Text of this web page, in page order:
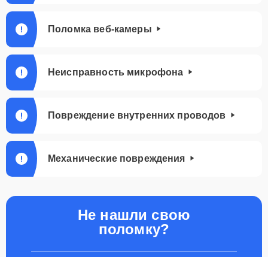
Поломка веб-камеры
Неисправность микрофона
Повреждение внутренних проводов
Механические повреждения
Не нашли свою
поломку?